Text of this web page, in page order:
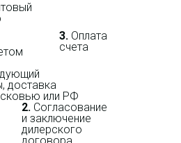
3. Оплата
счета
доставка
или РФ
2. Согласование
и заключение
дилерского